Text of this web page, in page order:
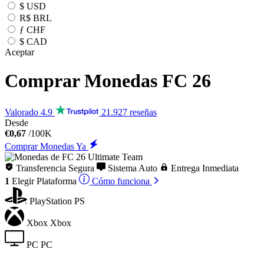
$ USD
R$ BRL
ƒ CHF
$ CAD
Aceptar
Comprar Monedas FC 26
Valorado 4.9
21.927 reseñas
Desde
€0,67 /100K
Comprar Monedas Ya
Transferencia Segura Sistema Auto
Entrega Inmediata
1 ElegirPlataforma
Cómo funciona
PlayStation PS
Xbox Xbox
PC PC